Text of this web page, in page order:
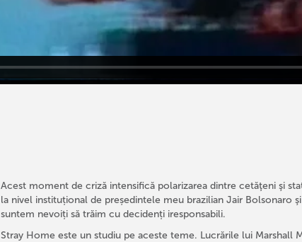
Acest moment de criză intensifică polarizarea dintre cetăţeni şi
la nivel instituțional de președintele meu brazilian Jair Bolsonaro
suntem nevoiți să trăim cu decidenți iresponsabili.
Stray Home este un studiu pe aceste teme. Lucrările lui Marshall